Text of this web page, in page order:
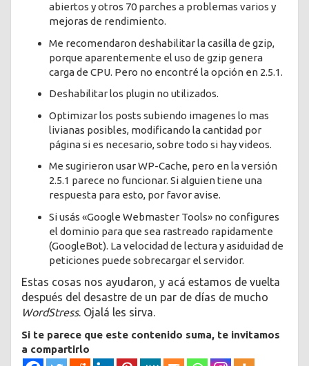
abiertos y otros 70 parches a problemas varios y
mejoras de rendimiento.
Me recomendaron deshabilitar la casilla de gzip,
porque aparentemente el uso de gzip genera
carga de CPU. Pero no encontré la opción en 2.5.1.
Deshabilitar los plugin no utilizados.
Optimizar los posts subiendo imagenes lo mas
livianas posibles, modificando la cantidad por
página si es necesario, sobre todo si hay videos.
Me sugirieron usar WP-Cache, pero en la versión
2.5.1 parece no funcionar. Si alguien tiene una
respuesta para esto, por favor avise.
Si usás «Google Webmaster Tools» no configures
el dominio para que sea rastreado rapidamente
(GoogleBot). La velocidad de lectura y asiduidad de
peticiones puede sobrecargar el servidor.
Estas cosas nos ayudaron, y acá estamos de vuelta
después del desastre de un par de días de mucho
WordStress. Ojalá les sirva.
Si te parece que este contenido suma, te invitamos
a compartirlo